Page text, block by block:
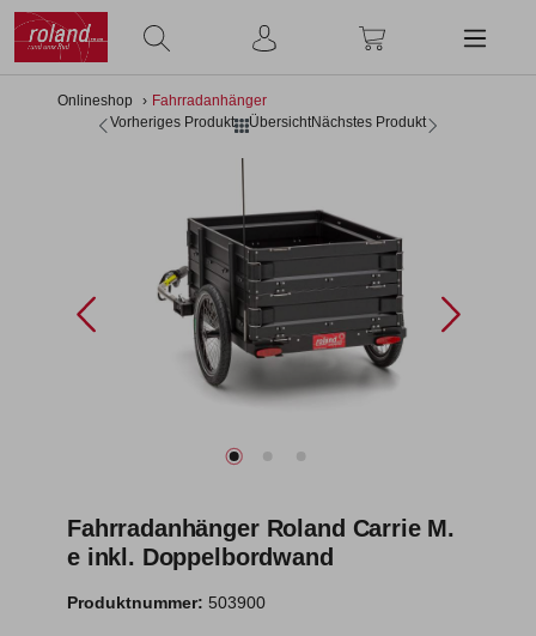
springen
Onlineshop
Fahrradanhänger
Vorheriges Produkt
ÜbersichtNächstes Produkt
Bildergalerie überspringen
Fahrradanhänger Roland Carrie M.
e inkl. Doppelbordwand
Produktnummer: 503900